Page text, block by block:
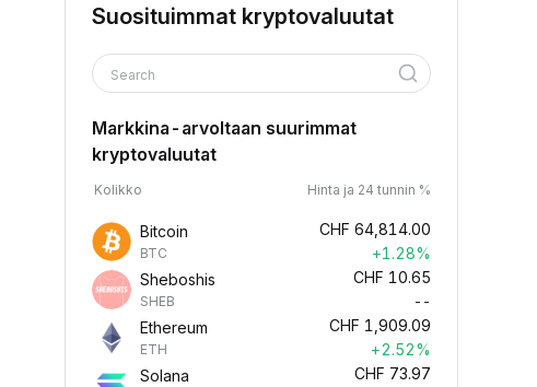
Suosituimmat kryptovaluutat
Search
Markkina-arvoltaan suurimmat
kryptovaluutat
Kolikko Hinta ja 24 tunnin %
Bitcoin
BTC
CHF 64,814.00
+1.28%
Sheboshis
SHEB
CHF 10.65
--
Ethereum
ETH
CHF 1,909.09
+2.52%
Solana
CHF 73.97